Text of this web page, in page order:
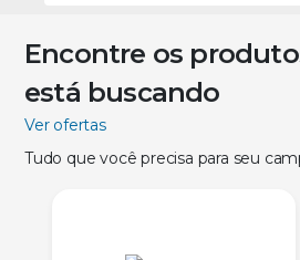
Encontre os
está buscando
Ver ofertas
Tudo que você precisa para seu